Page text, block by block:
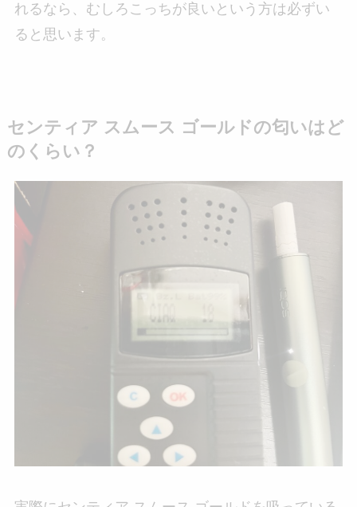
れるなら、むしろこっちが良いという方は必ずい
ると思います。
センティア スムース ゴールドの匂いはど
のくらい？